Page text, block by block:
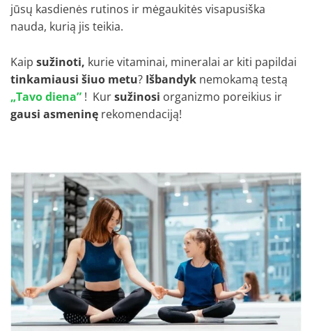
jūsų kasdienės rutinos ir mėgaukitės visapusiška
nauda, kurią jis teikia.
Kaip sužinoti, kurie vitaminai, mineralai ar kiti papildai
tinkamiausi šiuo metu? Išbandyk nemokamą testą
„Tavo diena” ! Kursužinosi organizmo poreikius ir
gausi asmeninę rekomendaciją!